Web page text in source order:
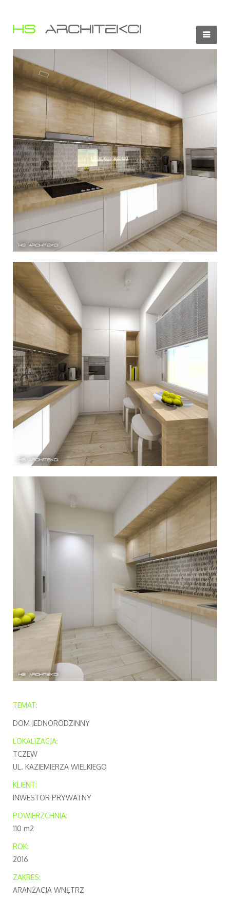
PROJEKTY
PRACOWNIA
KONTAKT
TEMAT:
DOM JEDNORODZINNY
LOKALIZACJA:
TCZEW
UL. KAZIEMIERZA WIELKIEGO
KLIENT:
INWESTOR PRYWATNY
POWIERZCHNIA:
110 m2
ROK:
2016
ZAKRES:
ARANŻACJA WNĘTRZ